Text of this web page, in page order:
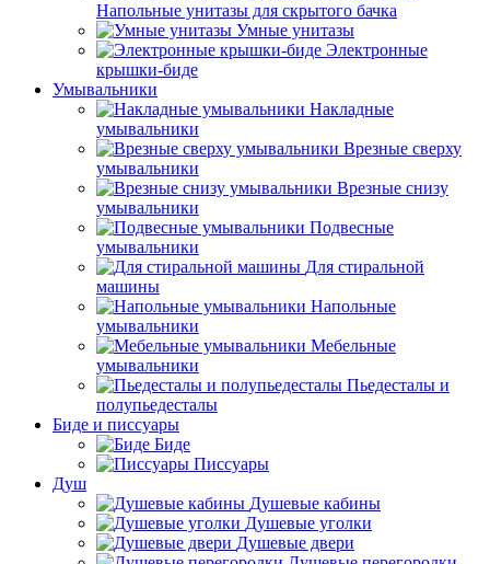
Напольные унитазы для скрытого бачка
Умные унитазы
Электронные
крышки-биде
Умывальники
Накладные
умывальники
Врезные сверху
умывальники
Врезные снизу
умывальники
Подвесные
умывальники
Для стиральной
машины
Напольные
умывальники
Мебельные
умывальники
Пьедесталы и
полупьедесталы
Биде и писсуары
Биде
Писсуары
Душ
Душевые кабины
Душевые уголки
Душевые двери